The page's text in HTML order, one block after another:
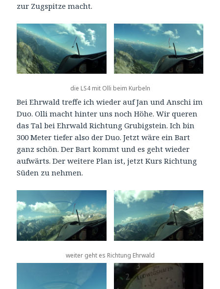
zur Zugspitze macht.
die LS4 mit Olli beim Kurbeln
Bei Ehrwald treffe ich wieder auf Jan und Anschi im
Duo. Olli macht hinter uns noch Höhe. Wir queren
das Tal bei Ehrwald Richtung Grubigstein. Ich bin
300 Meter tiefer also der Duo. Jetzt wäre ein Bart
ganz schön. Der Bart kommt und es geht wieder
aufwärts. Der weitere Plan ist, jetzt Kurs Richtung
Süden zu nehmen.
weiter geht es Richtung Ehrwald